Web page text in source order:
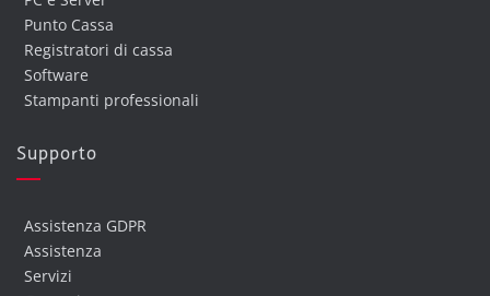
Punto Cassa
Registratori di cassa
Software
Stampanti professionali
Supporto
Assistenza GDPR
Assistenza
Servizi